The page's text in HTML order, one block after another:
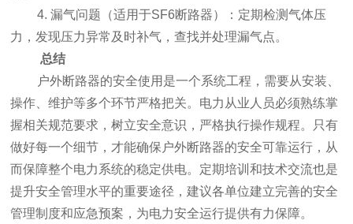
4. 漏气问题（适用于SF6断路器）：定期检测气体压
力，发现压力异常及时补气，查找并处理漏气点。
总结
户外断路器的安全使用是一个系统工程，需要从安装、
操作、维护等多个环节严格把关。电力从业人员必须熟练掌
握相关规范要求，树立安全意识，严格执行操作规程。只有
做好每一个细节，才能确保户外断路器的安全可靠运行，从
而保障整个电力系统的稳定供电。定期培训和技术交流也是
提升安全管理水平的重要途径，建议各单位建立完善的安全
管理制度和应急预案，为电力安全运行提供有力保障。